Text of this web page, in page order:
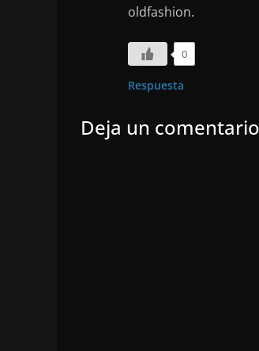
oldfashion.
0
Respuesta
Deja un